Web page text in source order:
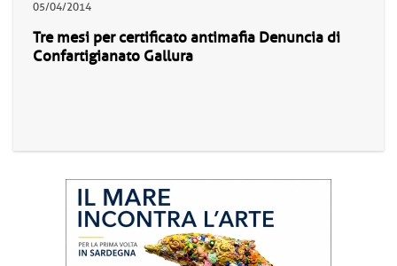
05/04/2014
Tre mesi per certificato antimafia Denuncia di
Confartigianato Gallura